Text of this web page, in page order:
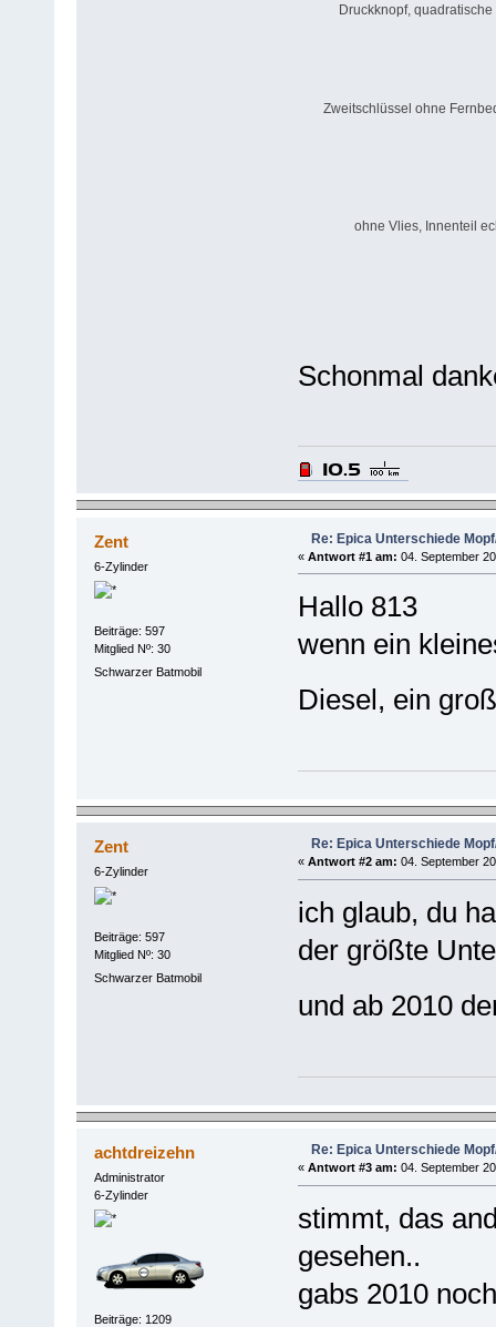
Druckknopf, quadratische
Zweitschlüssel ohne
ohne Vlies, Innenteil
Schonmal
Zent
6-Zylinder
Beiträge: 597
Mitglied Nº: 30
Schwarzer Batmobil
Re: Epica Unterschiede
« Antwort #1 am: 04. September
Hallo 813
wenn ein
Diesel, ein
Zent
6-Zylinder
Beiträge: 597
Mitglied Nº: 30
Schwarzer Batmobil
Re: Epica Unterschiede
« Antwort #2 am: 04. September
ich glaub, du
der größte
und ab 2010
achtdreizehn
Administrator
6-Zylinder
Beiträge: 1209
Re: Epica Unterschiede
« Antwort #3 am: 04. September
stimmt, das
gesehen..
gabs 2010